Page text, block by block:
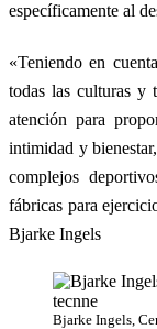
específicamente al
«Teniendo en
todas las culturas y
atención para
intimidad y
complejos
fábricas para
Bjarke Ingels
Bjarke Ingels,